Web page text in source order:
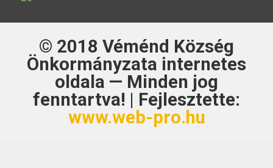
© 2018 Véménd Község
Önkormányzata internetes
oldala — Minden jog
fenntartva! | Fejlesztette:
www.web-pro.hu